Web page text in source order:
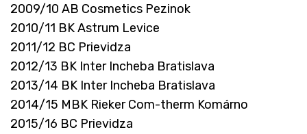
2009/10 AB Cosmetics Pezinok
2010/11 BK Astrum Levice
2011/12 BC Prievidza
2012/13 BK Inter Incheba Bratislava
2013/14 BK Inter Incheba Bratislava
2014/15 MBK Rieker Com-therm Komárno
2015/16 BC Prievidza